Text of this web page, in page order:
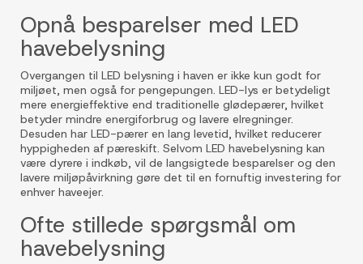
Opnå besparelser med LED
havebelysning
Overgangen til LED belysning i haven er ikke kun godt for
miljøet, men også for pengepungen. LED-lys er betydeligt
mere energieffektive end traditionelle glødepærer, hvilket
betyder mindre energiforbrug og lavere elregninger.
Desuden har LED-pærer en lang levetid, hvilket reducerer
hyppigheden af pæreskift. Selvom LED havebelysning kan
være dyrere i indkøb, vil de langsigtede besparelser og den
lavere miljøpåvirkning gøre det til en fornuftig investering for
enhver haveejer.
Ofte stillede spørgsmål om
havebelysning